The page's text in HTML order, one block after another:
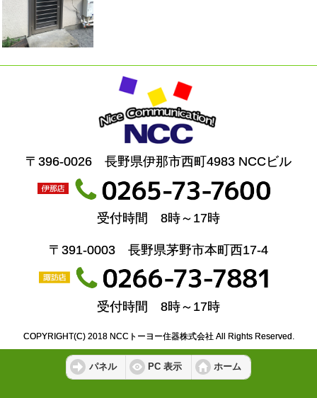
〒396-0026 長野県伊那市西町4983 NCCビル
受付時間 8時～17時
〒391-0003 長野県茅野市本町西17-4
受付時間 8時～17時
COPYRIGHT(C) 2018 NCCトーヨー住器株式会社 All Rights Reserved.
パネル PC 表示 ホーム